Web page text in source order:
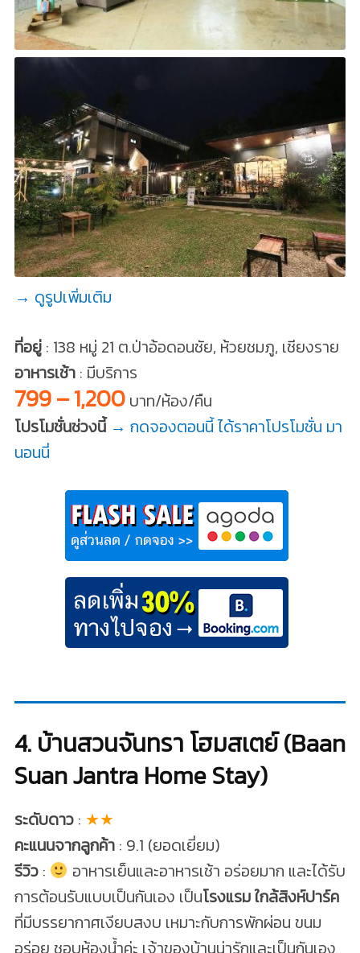
→ ดูรูปเพิ่มเติม
ที่อยู่: 138 หมู่ 21 ต.ป่าอ้อดอนชัย, ห้วยชมภู, เชียงราย
อาหารเช้า: มีบริการ
799 – 1,200บาท/ห้อง/คืน
โปรโมชั่นช่วงนี้ → กดจองตอนนี้ ได้ราคาโปรโมชั่น มา
นอนนี่
4. บ้านสวนจันทรา โฮมสเตย์ (Baan
Suan Jantra Home Stay)
ระดับดาว: ★★
คะแนนจากลูกค้า : 9.1 (ยอดเยี่ยม)
รีวิว:
อาหารเย็นและอาหารเช้า อร่อยมาก และได้รับ
การต้อนรับแบบเป็นกันเอง เป็นโรงแรม ใกล้สิงห์ปาร์ค
ที่มีบรรยากาศเงียบสงบ เหมาะกับการพักผ่อน ขนม